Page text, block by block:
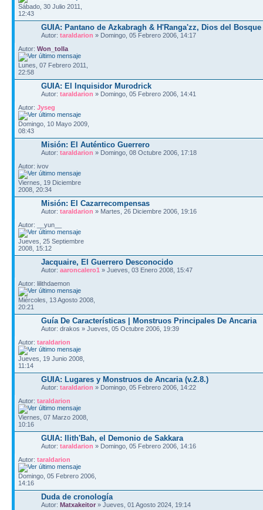
Sábado, 30 Julio 2011,
12:43
GUIA: Pantano de Azkabragh & H'Ranga'zz, Dios del Bosque
Autor: taraldarion » Domingo, 05 Febrero 2006, 14:17
Autor: Won_tolla
Lunes, 07 Febrero 2011,
22:58
GUIA: El Inquisidor Murodrick
Autor: taraldarion » Domingo, 05 Febrero 2006, 14:41
Autor: Jyseg
Domingo, 10 Mayo 2009,
08:43
Misión: El Auténtico Guerrero
Autor: taraldarion » Domingo, 08 Octubre 2006, 17:18
Autor: ivov
Viernes, 19 Diciembre
2008, 20:34
Misión: El Cazarrecompensas
Autor: taraldarion » Martes, 26 Diciembre 2006, 19:16
Autor: __yun__
Jueves, 25 Septiembre
2008, 15:12
Jacquaire, El Guerrero Desconocido
Autor: aaroncalero1 » Jueves, 03 Enero 2008, 15:47
Autor: lilithdaemon
Miércoles, 13 Agosto 2008,
20:21
Guí­a De Caracterí­sticas | Monstruos Principales De Ancaria
Autor: drakos » Jueves, 05 Octubre 2006, 19:39
Autor: taraldarion
Jueves, 19 Junio 2008,
11:14
GUIA: Lugares y Monstruos de Ancaria (v.2.8.)
Autor: taraldarion » Domingo, 05 Febrero 2006, 14:22
Autor: taraldarion
Viernes, 07 Marzo 2008,
10:16
GUIA: Ilith'Bah, el Demonio de Sakkara
Autor: taraldarion » Domingo, 05 Febrero 2006, 14:16
Autor: taraldarion
Domingo, 05 Febrero 2006,
14:16
Duda de cronología
Autor: Matxakeitor » Jueves, 01 Agosto 2024, 19:14